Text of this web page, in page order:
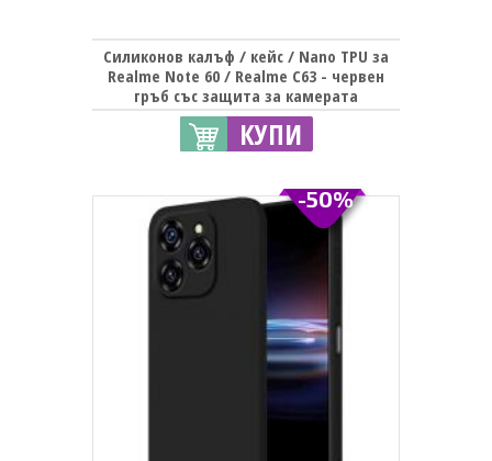
Силиконов калъф / кейс / Nano TPU за
Realme Note 60 / Realme C63 - червен
гръб със защита за камерата
КУПИ
-50%